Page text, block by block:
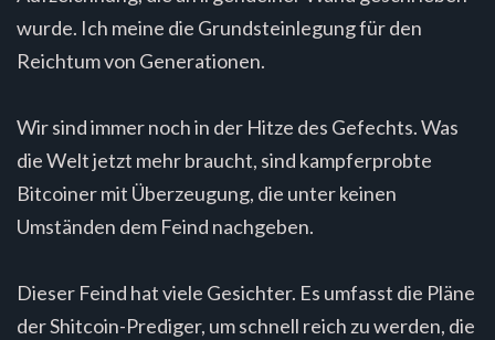
wurde. Ich meine die Grundsteinlegung für den
Reichtum von Generationen.
Wir sind immer noch in der Hitze des Gefechts. Was
die Welt jetzt mehr braucht, sind kampferprobte
Bitcoiner mit Überzeugung, die unter keinen
Umständen dem Feind nachgeben.
Dieser Feind hat viele Gesichter. Es umfasst die Pläne
der Shitcoin-Prediger, um schnell reich zu werden, die